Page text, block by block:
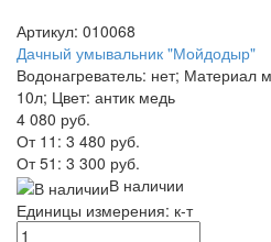
Артикул: 010068
Дачный умывальник "Мойдодыр"
Водонагреватель: нет; Материал
10л; Цвет: антик медь
4 080 руб.
От 11: 3 480 руб.
От 51: 3 300 руб.
В наличии
Единицы измерения: к-т